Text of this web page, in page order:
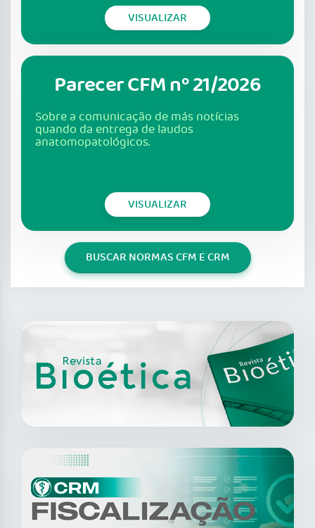
VISUALIZAR
Parecer CFM nº 21/2026
Sobre a comunicação de más notícias
quando da entrega de laudos
anatomopatológicos.
VISUALIZAR
BUSCAR NORMAS CFM E CRM